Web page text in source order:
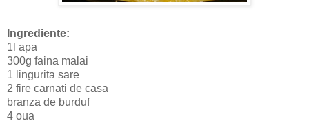
Ingrediente:
1l apa
300g faina malai
1 lingurita sare
2 fire carnati de casa
branza de burduf
4 oua